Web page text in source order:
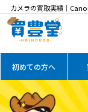
カメラの買取実績｜
取
初めての方へ